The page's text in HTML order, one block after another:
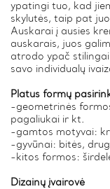
ypatingi tuo, kad
skylutės, taip pat
Auskarai į ausies
auskarais, juos
atrodo ypač
savo individualų
Platus formų
-geometrinės
pagaliukai ir kt.
-gamtos motyvai:
-gyvūnai: bitės,
-kitos formos:
Dizainų įvairovė